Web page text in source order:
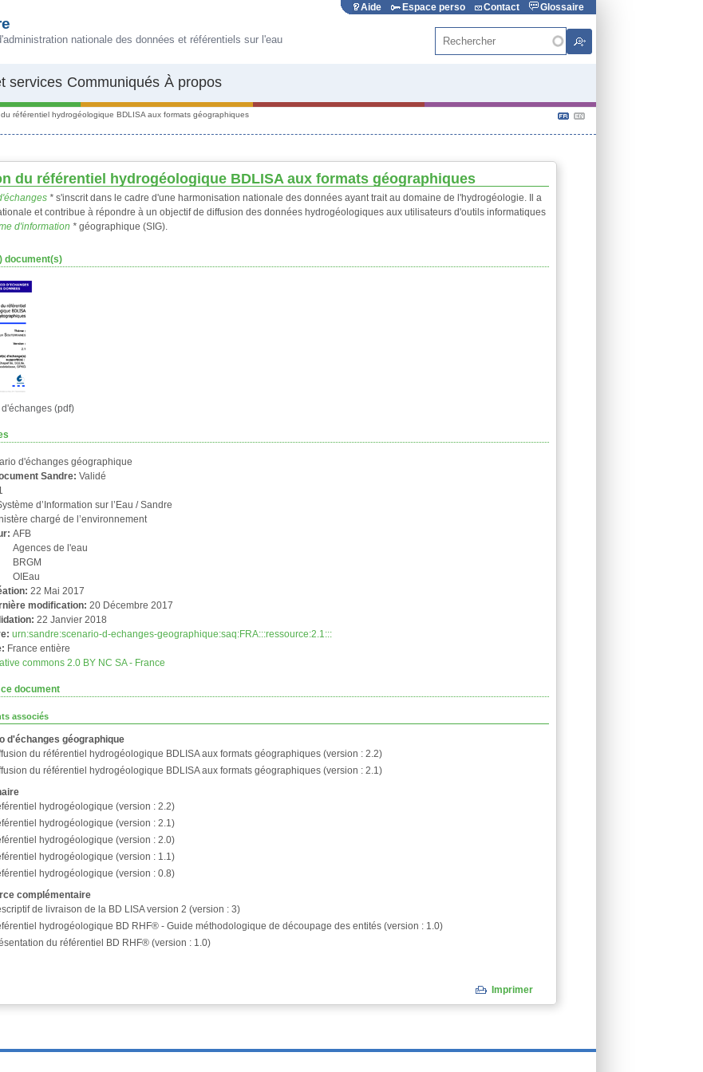
nationale des données et référentiels sur l'eau
services Communiqués À propos
Aide Espace perso Contact Glossaire
Rechercher
référentiel hydrogéologique BDLISA aux formats géographiques
du référentiel hydrogéologique BDLISA aux formats géographiques
* s'inscrit dans le cadre d'une harmonisation nationale des données ayant trait au domaine de l'hydrogéologie. Il a
et contribue à répondre à un objectif de diffusion des données hydrogéologiques aux utilisateurs d'outils informatiques
d'information * géographique (SIG).
document(s)
(pdf)
d'échanges géographique
Sandre:Validé
d’Information sur l’Eau / Sandre
chargé de l’environnement
AFB
Agences de l'eau
BRGM
OIEau
22 Mai 2017
modification:20 Décembre 2017
22 Janvier 2018
urn:sandre:scenario-d-echanges-geographique:saq:FRA:::ressource:2.1:::
France entière
commons 2.0 BY NC SA - France
document
associés
d'échanges géographique
du référentiel hydrogéologique BDLISA aux formats géographiques (version : 2.2)
du référentiel hydrogéologique BDLISA aux formats géographiques (version : 2.1)
hydrogéologique (version : 2.2)
hydrogéologique (version : 2.1)
hydrogéologique (version : 2.0)
hydrogéologique (version : 1.1)
hydrogéologique (version : 0.8)
complémentaire
de livraison de la BD LISA version 2 (version : 3)
hydrogéologique BD RHF® - Guide méthodologique de découpage des entités (version : 1.0)
du référentiel BD RHF® (version : 1.0)
Imprimer